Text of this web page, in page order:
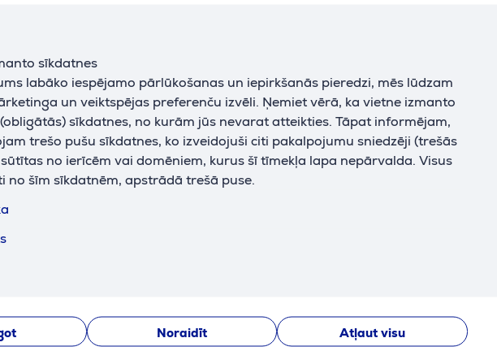
sīkdatnes
labāko iespējamo pārlūkošanas un iepirkšanās pieredzi, mēs lūdzam
un veiktspējas preferenču izvēli. Ņemiet vērā, ka vietne izmanto
sīkdatnes, no kurām jūs nevarat atteikties. Tāpat informējam,
trešo pušu sīkdatnes, ko izveidojuši citi pakalpojumu sniedzēji (trešās
sūtītas no ierīcēm vai domēniem, kurus šī tīmekļa lapa nepārvalda. Visus
no šīm sīkdatnēm, apstrādā trešā puse.
Noraidīt Atļaut visu
F3
2 gab. -
Atsauksmes